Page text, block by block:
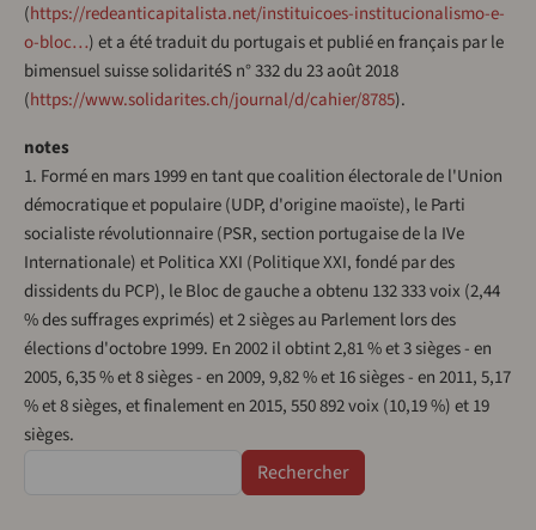
(https://redeanticapitalista.net/instituicoes-institucionalismo-e-
o-bloc…) et a été traduit du portugais et publié en français par le
bimensuel suisse solidaritéS n° 332 du 23 août 2018
(https://www.solidarites.ch/journal/d/cahier/8785).
notes
1. Formé en mars 1999 en tant que coalition électorale de l'Union
démocratique et populaire (UDP, d'origine maoïste), le Parti
socialiste révolutionnaire (PSR, section portugaise de la IVe
Internationale) et Politica XXI (Politique XXI, fondé par des
dissidents du PCP), le Bloc de gauche a obtenu 132 333 voix (2,44
% des suffrages exprimés) et 2 sièges au Parlement lors des
élections d'octobre 1999. En 2002 il obtint 2,81 % et 3 sièges - en
2005, 6,35 % et 8 sièges - en 2009, 9,82 % et 16 sièges - en 2011, 5,17
% et 8 sièges, et finalement en 2015, 550 892 voix (10,19 %) et 19
sièges.